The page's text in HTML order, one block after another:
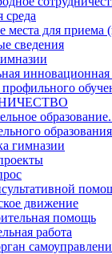
среда
места для приема
сведения
гимназии
движение
помощь
работа